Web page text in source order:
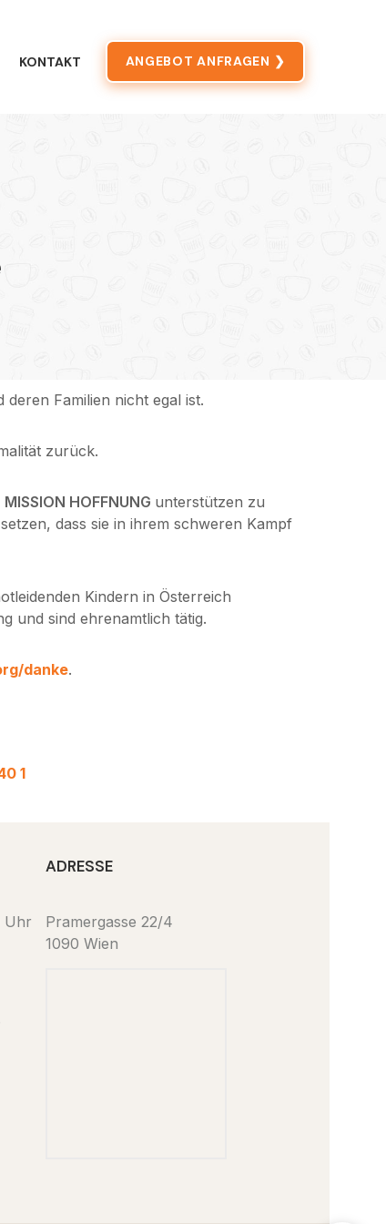
KONTAKT ANGEBOT ANFRAGEN ❯
Familien nicht egal ist.
zurück.
MISSION HOFFNUNG unterstützen zu
dass sie in ihrem schweren Kampf
Kindern in Österreich
und sind ehrenamtlich tätig.
danke.
Uhr
ADRESSE
Pramergasse 22/4
1090 Wien